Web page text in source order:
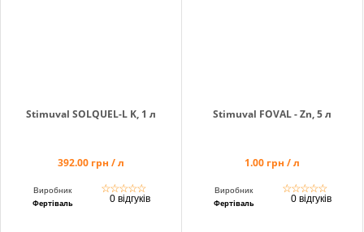
Stimuval SOLQUEL-L K, 1 л
392.00 грн / л
Виробник
Фертіваль
☆☆☆☆☆
0 відгуків
Stimuval FOVAL - Zn, 5 л
1.00 грн / л
Виробник
Фертіваль
☆☆☆☆☆
0 відгуків